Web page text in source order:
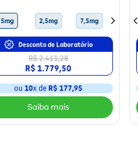
5mg 2,5mg 7,5mg 10mg
Desconto de Laboratório
R$ 2.411,28
R$ 1.779,50
ou 10x de R$ 177,95
10mg 15mg 12,5mg